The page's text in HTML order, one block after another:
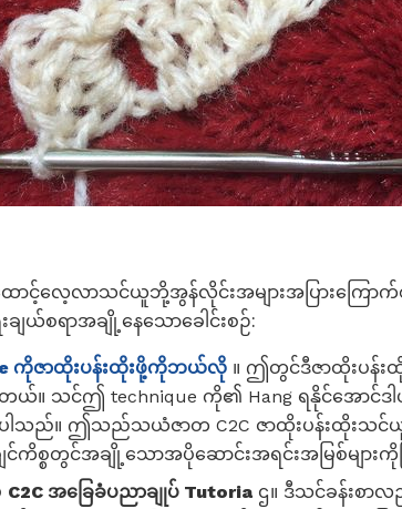
ောင့်လေ့လာသင်ယူဘို့အွန်လိုင်းအများအပြားကြော
ျယ်စရာအချို့နေသောခေါင်းစဉ်:
ကိုဇာထိုးပန်းထိုးဖို့ကိုဘယ်လို ။ ဤတွင်ဒီဇာထိုးပန်း
တယ်။ သင်ဤ technique ကို၏ Hang ရနိုင်အောင်ဒ
ါသည်။ ဤသည်သယံဇာတ C2C ဇာထိုးပန်းထိုးသင်ယူ
င်ကိစ္စတွင်အချို့သောအပိုဆောင်းအရင်းအမြစ်မျ
C2C အခြေခံပညာချုပ် Tutoriaဌ။ ဒီသင်ခန်းစာလ